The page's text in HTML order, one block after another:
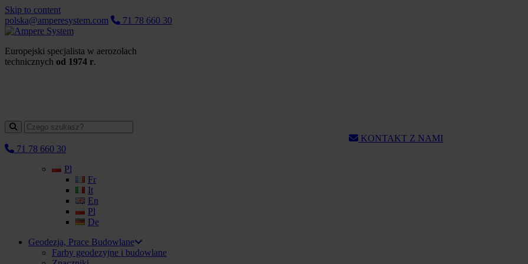
Skip to content
polska@amperesystem.com
71 78 660 30
Europejski specjalista w aerozolach
technicznych od 1974 r.
KONTAKT Z NAMI
71 78 660 30
Pl
Fr
It
En
Pl
De
Geodezja, Prace Budowlane
Farby geodezyjne i budowlane